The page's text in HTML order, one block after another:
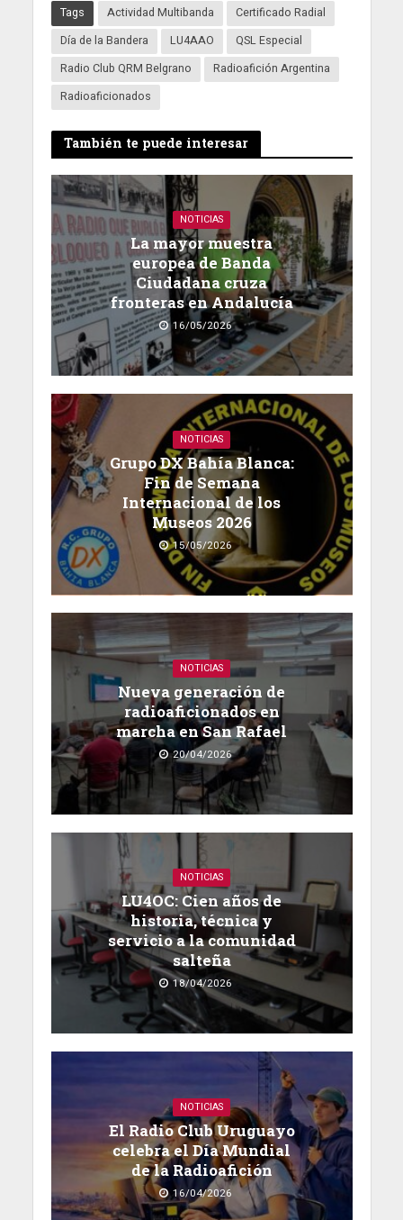
Tags Actividad Multibanda
Certificado Radial
Día de la Bandera
LU4AAO
QSL Especial
Radio Club QRM Belgrano
Radioafición Argentina
Radioaficionados
También te puede interesar
NOTICIAS
La mayor muestra
europea de Banda
Ciudadana cruza
fronteras en Andalucía
16/05/2026
NOTICIAS
Grupo DX Bahía Blanca:
Fin de Semana
Internacional de los
Museos 2026
15/05/2026
NOTICIAS
Nueva generación de
radioaficionados en
marcha en San Rafael
20/04/2026
NOTICIAS
LU4OC: Cien años de
historia, técnica y
servicio a la comunidad
salteña
18/04/2026
NOTICIAS
El Radio Club Uruguayo
celebra el Día Mundial
de la Radioafición
16/04/2026